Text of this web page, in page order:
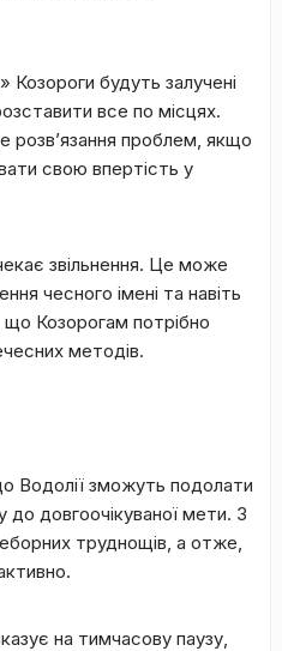
будуть залучені
все по місцях.
розв’язання проблем, якщо
свою впертість у
звільнення. Це може
чесного імені та навіть
що Козорогам потрібно
методів.
Водолії зможуть подолати
до довгоочікуваної мети. З
труднощів, а отже,
на тимчасову паузу,